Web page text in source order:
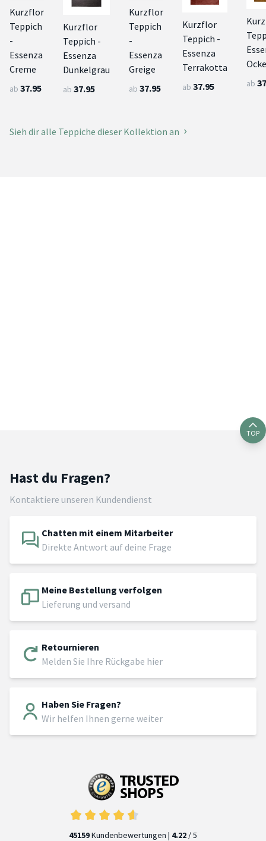
Kurzflor
Teppich
-
Essenza
Creme
ab 37.95
Kurzflor
Teppich -
Essenza
Dunkelgrau
ab 37.95
Kurzflor
Teppich
-
Essenza
Greige
ab 37.95
Kurzflor
Teppich -
Essenza
Terrakotta
ab 37.95 ab
Sieh dir alle Teppiche dieser Kollektion an
TOP
Hast du Fragen?
Kontaktiere unseren Kundendienst
Chatten mit einem Mitarbeiter
Direkte Antwort auf deine Frage
Meine Bestellung verfolgen
Lieferung und versand
Retournieren
Melden Sie Ihre Rückgabe hier
Haben Sie Fragen?
Wir helfen Ihnen gerne weiter
45159Kundenbewertungen | 4.22 / 5